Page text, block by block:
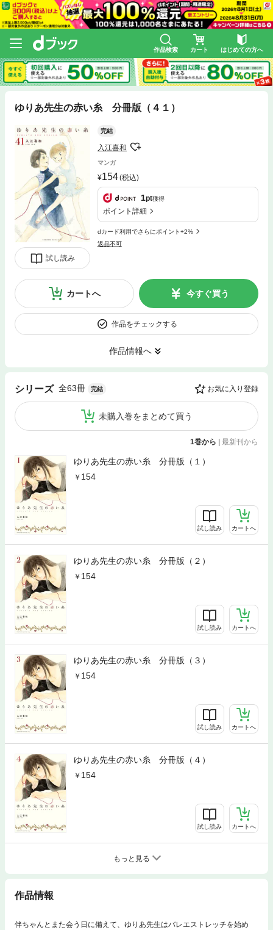
作品検索 カート はじめての方へ
ゆりあ先生の赤い糸 分冊版（４１）
試し読み
完結
入江喜和
マンガ
154(税込)
1pt獲得
ポイント詳細
dカード利用でさらにポイント+2%
返品不可
カートへ 今すぐ買う
作品をチェックする
作品情報へ
シリーズ 全63冊 完結 お気に入り登録
未購入巻をまとめて買う
1巻から | 最新刊から
ゆりあ先生の赤い糸 分冊版（１）
154
試し読み カートへ
ゆりあ先生の赤い糸 分冊版（２）
154
試し読み カートへ
ゆりあ先生の赤い糸 分冊版（３）
154
試し読み カートへ
ゆりあ先生の赤い糸 分冊版（４）
154
試し読み カートへ
もっと見る
作品情報
伴ちゃんとまた会う日に備えて、ゆりあ先生はバレエストレッチを始め